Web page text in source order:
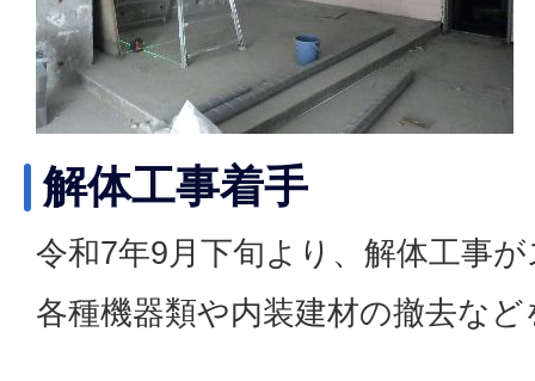
解体工事着手
令和7年9月下旬より、解体工事
各種機器類や内装建材の撤去な